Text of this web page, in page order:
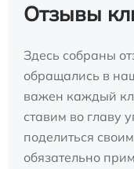
Отзывы
Здесь собраны
обращались в
важен каждый
ставим во главу
поделиться
обязательно